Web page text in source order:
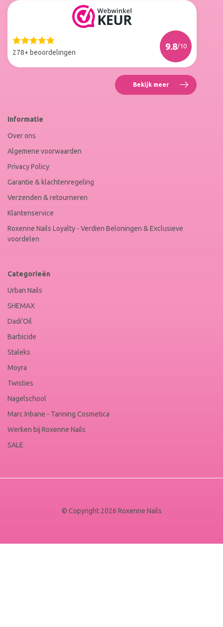
278+ beoordelingen
9.8/10
Web
Winkel
Bekijk meer Reviews
Roxenne
Informatie
Over ons
Algemene voorwaarden
Privacy Policy
Garantie & klachtenregeling
Verzenden & retourneren
Klantenservice
Roxenne Nails Loyalty - Verdien Beloningen & Exclusieve
voordelen
Categorieën
Urban Nails
SHEMAX
Dadi'Oil
Barbicide
Staleks
Moyra
Twisties
Nagelschool
Marc Inbane - Tanning Cosmetica
Werken bij Roxenne Nails
SALE
© Copyright 2026 Roxenne Nails